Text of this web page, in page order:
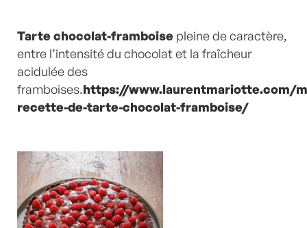
Tarte chocolat-framboise pleine de caractère,
entre l’intensité du chocolat et la fraîcheur
acidulée des
framboises.https://www.laurentmariotte.com/
recette-de-tarte-chocolat-framboise/